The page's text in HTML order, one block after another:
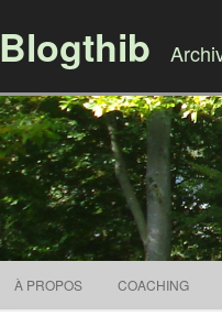
Blogthib
À PROPOS COACHING